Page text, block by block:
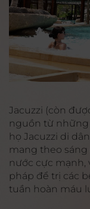
Jacuzzi (còn
nguồn từ
họ Jacuzzi di
mang theo
nước cực
pháp để trị các
tuần hoàn máu